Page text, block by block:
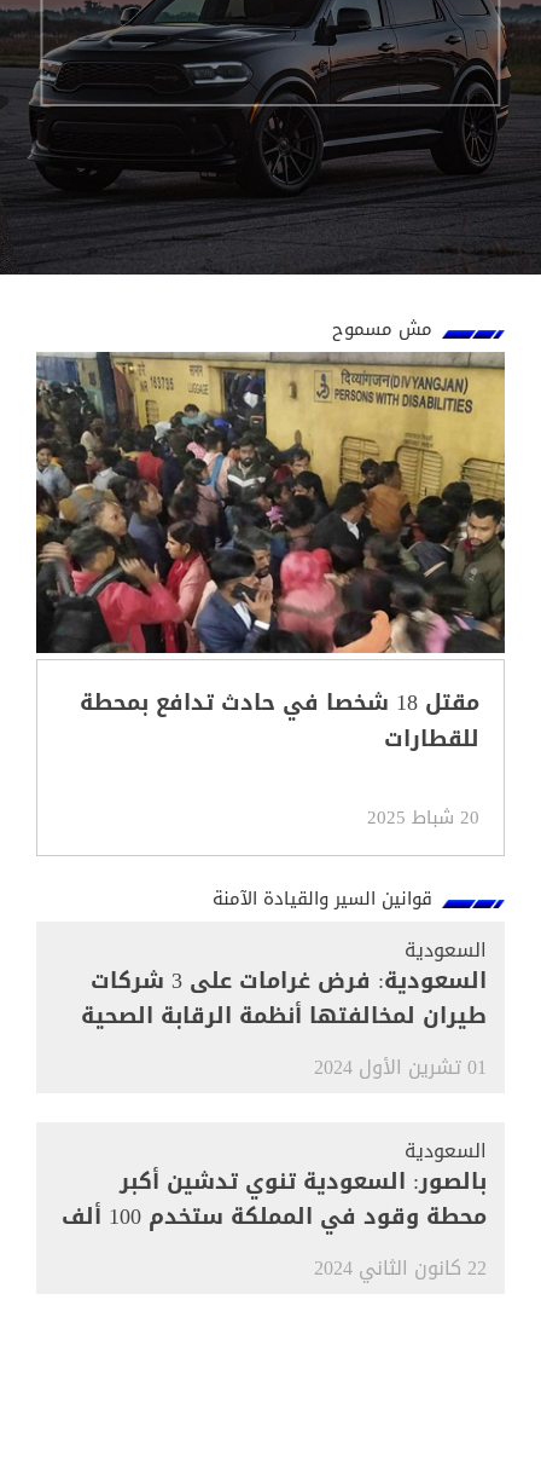
مش مسموح
مقتل 18 شخصا في حادث تدافع بمحطة
للقطارات
20 شباط 2025
قوانين السير والقيادة الآمنة
السعودية
السعودية: فرض غرامات على 3 شركات
طيران لمخالفتها أنظمة الرقابة الصحية
01 تشرين الأول 2024
السعودية
بالصور: السعودية تنوي تدشين أكبر
محطة وقود في المملكة ستخدم 100 ألف
مركبة
22 كانون الثاني 2024